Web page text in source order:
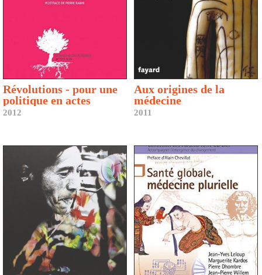
Révolutions - pour une
politique en actes
2012
Aux origines de la
médecine
2011